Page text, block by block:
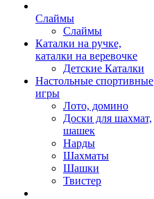
Слаймы
Слаймы
Каталки на ручке,
каталки на веревочке
Детские Каталки
Настольные спортивные
игры
Лото, домино
Доски для шахмат,
шашек
Нарды
Шахматы
Шашки
Твистер